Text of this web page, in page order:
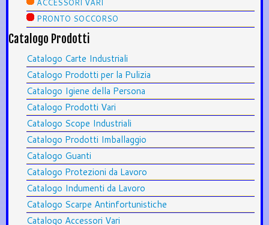
ACCESSORI VARI
PRONTO SOCCORSO
Catalogo Prodotti
Catalogo Carte Industriali
Catalogo Prodotti per la Pulizia
Catalogo Igiene della Persona
Catalogo Prodotti Vari
Catalogo Scope Industriali
Catalogo Prodotti Imballaggio
Catalogo Guanti
Catalogo Protezioni da Lavoro
Catalogo Indumenti da Lavoro
Catalogo Scarpe Antinfortunistiche
Catalogo Accessori Vari